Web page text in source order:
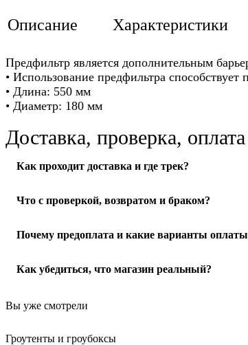
Описание Характеристики
Предфильтр является дополнительным
• Использование предфильтра
• Длина: 550 мм
• Диаметр: 180 мм
Доставка, проверка, оплата
Как проходит доставка и где трек?
Отправляем по РФ. После передачи в службу
Что с проверкой, возвратом и браком?
При получении осмотрите упаковку и товар в
Почему предоплата и какие варианты
Работаем по предоплате: от 20% (можно 100%,
Как убедиться, что магазин реальный?
На сайте есть контакты и реквизиты. Мы на
Вы уже смотрели
Гроутенты и гроубоксы